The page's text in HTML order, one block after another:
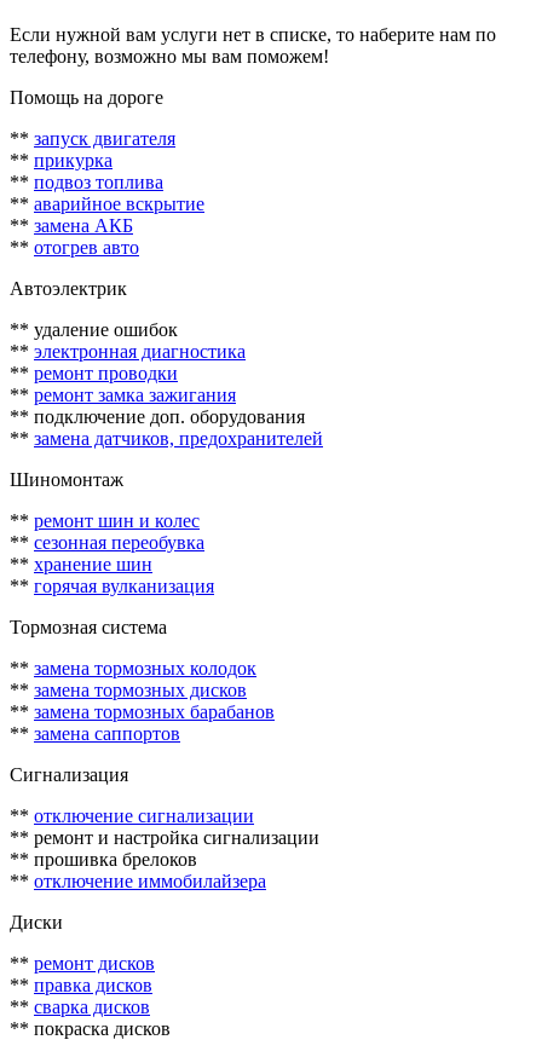
Если нужной вам услуги нет в списке, то наберите нам по
телефону, возможно мы вам поможем!
Помощь на дороге
** запуск двигателя
** прикурка
** подвоз топлива
** аварийное вскрытие
** замена АКБ
** отогрев авто
Автоэлектрик
** удаление ошибок
** электронная диагностика
** ремонт проводки
** ремонт замка зажигания
** подключение доп. оборудования
** замена датчиков, предохранителей
Шиномонтаж
** ремонт шин и колес
** сезонная переобувка
** хранение шин
** горячая вулканизация
Тормозная система
** замена тормозных колодок
** замена тормозных дисков
** замена тормозных барабанов
** замена саппортов
Сигнализация
** отключение сигнализации
** ремонт и настройка сигнализации
** прошивка брелоков
** отключение иммобилайзера
Диски
** ремонт дисков
** правка дисков
** сварка дисков
** покраска дисков